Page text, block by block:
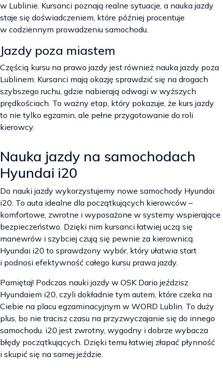
w Lublinie. Kursanci poznają realne sytuacje, a nauka jazdy
staje się doświadczeniem, które później procentuje
w codziennym prowadzeniu samochodu.
Jazdy poza miastem
Częścią kursu na prawo jazdy jest również nauka jazdy poza
Lublinem. Kursanci mają okazję sprawdzić się na drogach
szybszego ruchu, gdzie nabierają odwagi w wyższych
prędkościach. To ważny etap, który pokazuje, że kurs jazdy
to nie tylko egzamin, ale pełne przygotowanie do roli
kierowcy.
Nauka jazdy na samochodach
Hyundai i20
Do nauki jazdy wykorzystujemy nowe samochody Hyundai
i20. To auta idealne dla początkujących kierowców –
komfortowe, zwrotne i wyposażone w systemy wspierające
bezpieczeństwo. Dzięki nim kursanci łatwiej uczą się
manewrów i szybciej czują się pewnie za kierownicą.
Hyundai i20 to sprawdzony wybór, który ułatwia start
i podnosi efektywność całego kursu prawa jazdy.
Pamiętaj! Podczas nauki jazdy w OSK Dario jeździsz
Hyundaiem i20, czyli dokładnie tym autem, które czeka na
Ciebie na placu egzaminacyjnym w WORD Lublin. To duży
plus, bo nie tracisz czasu na przyzwyczajanie się do innego
samochodu. i20 jest zwrotny, wygodny i dobrze wybacza
błędy początkujących. Dzięki temu łatwiej złapać płynność
i skupić się na samej jeździe.